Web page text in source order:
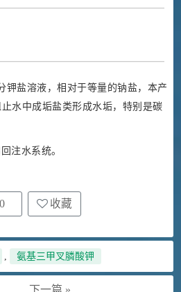
钾盐溶液，相对于等量的钠盐，本产
水中成垢盐类形成水垢，特别是碳
注水系统。
0 收藏
, 氨基三甲叉膦酸钾